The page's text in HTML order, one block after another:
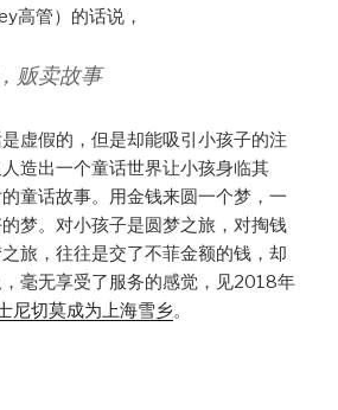
高管）的话说，
贩卖故事
虚假的，但是却能吸引小孩子的注
造出一个童话世界让小孩身临其
童话故事。用金钱来圆一个梦，一
梦。对小孩子是圆梦之旅，对掏钱
旅，往往是交了不菲金额的钱，却
毫无享受了服务的感觉，见2018年
尼切莫成为上海雪乡。